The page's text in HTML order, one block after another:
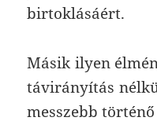
birtoklásáért.
Másik ilyen
távirányítás
messzebb